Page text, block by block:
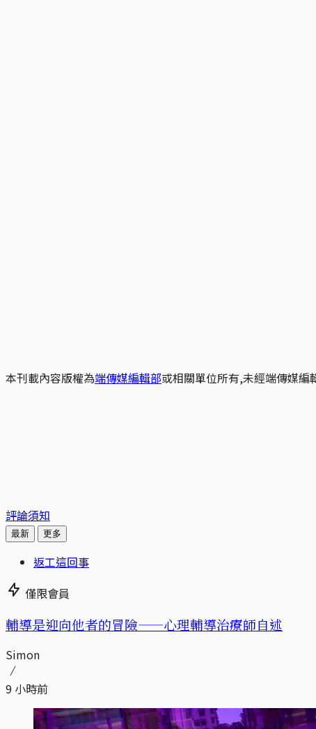
本刊載內容版權為端傳媒編輯部或相關單位所有,未經端傳媒編
評論須知
最新 更多
返工這回事
僅限會員
輔導是迎向他者的冒險——心理輔導治療師自述
Simon
9 小時前